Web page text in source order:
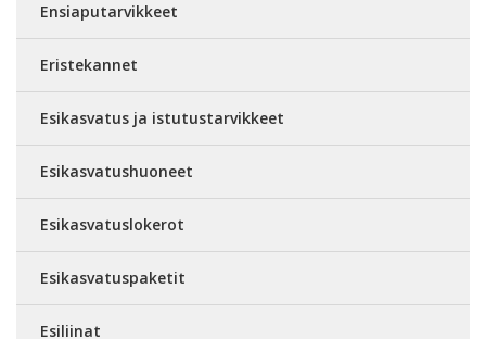
Ensiaputarvikkeet
Eristekannet
Esikasvatus ja istutustarvikkeet
Esikasvatushuoneet
Esikasvatuslokerot
Esikasvatuspaketit
Esiliinat